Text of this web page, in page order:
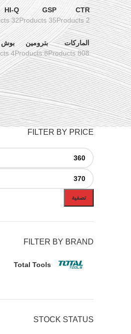
CTR
2 Products
GSP
35 Products
HI-Q
32 Products
الماركات
808 Products
بترومين
8 Products
بوش
4 Products
FILTER BY PRICE
تصفية
FILTER BY BRAND
Total Tools
STOCK STATUS